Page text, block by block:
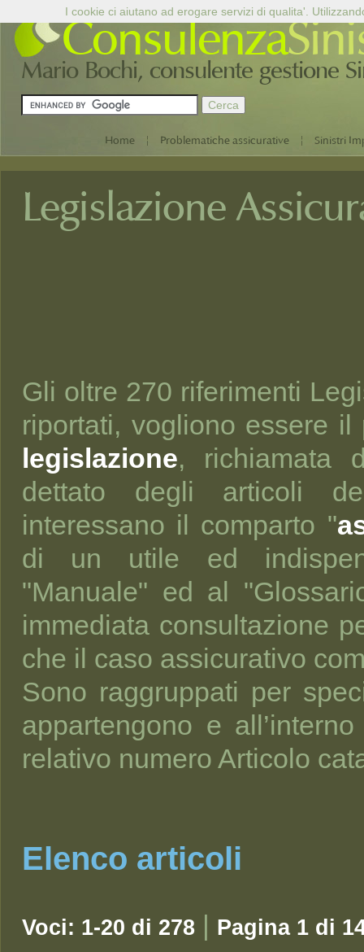
Consulenza
Mario Bochi, consulente gestione
Home | Problematiche assicurative | Sinistri
Legislazione
Gli oltre 270 riferimenti
riportati, vogliono essere
legislazione, richiamata
dettato degli articoli
interessano il comparto "
di un utile ed
"Manuale" ed al
immediata consultazione
che il caso assicurativo
Sono raggruppati per
appartengono e
relativo numero Articolo
Elenco articoli
Voci: 1-20 di 278 | Pagina 1 di
I cookie ci aiutano ad erogare servizi di qualita'.